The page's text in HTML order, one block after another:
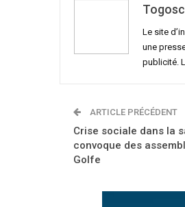
Le site
une
publicité.
ARTICLE PRÉCÉDENT
Crise sociale dans la
convoque des
Golfe